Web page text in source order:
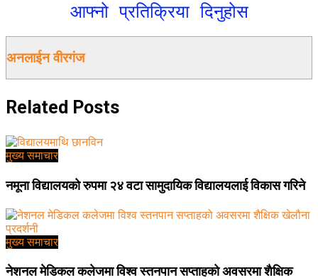
आफ्नो प्रतिक्रिया दिनुहोस
अनलाईन वीरगंज
Related Posts
मुख्य समाचार
नमूना विद्यालयको रुपमा २४ वटा सामुदायिक विद्यालयलाई विकास गरिने
मुख्य समाचार
नेशनल मेडिकल कलेजमा विश्व स्तनपान सप्ताहको अवसरमा शैक्षिक